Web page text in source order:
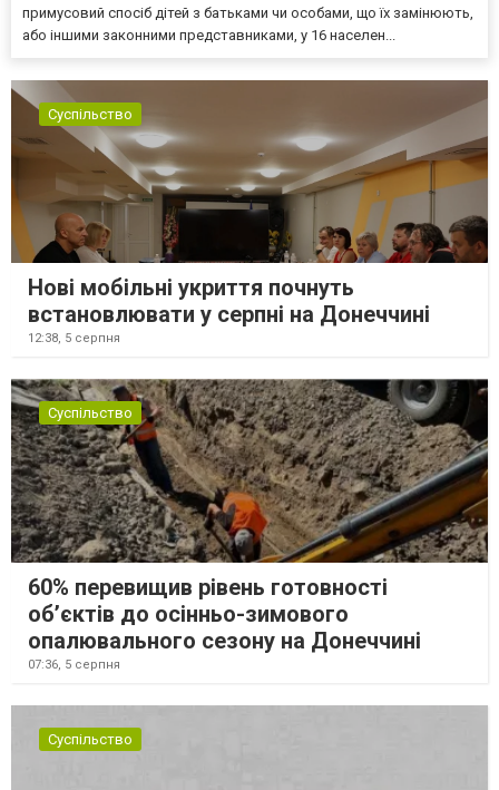
примусовий спосіб дітей з батьками чи особами, що їх замінюють,
або іншими законними представниками, у 16 населен...
Суспільство
Нові мобільні укриття почнуть
встановлювати у серпні на Донеччині
12:38, 5 серпня
Суспільство
60% перевищив рівень готовності
об’єктів до осінньо-зимового
опалювального сезону на Донеччині
07:36, 5 серпня
Суспільство